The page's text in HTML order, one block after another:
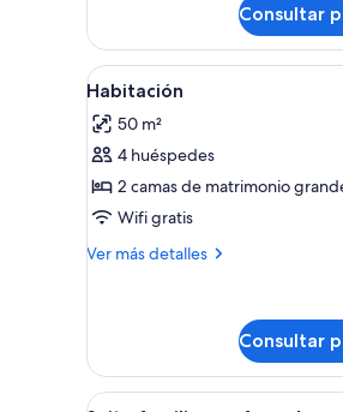
Hot
Tub
(Adults
Only)
Club
Junior
Suite
View
with
Hot
Tub
Only)
Consultar
Abrir
todas
las
fotos
de
Habitación
11
Habitación
50 m²
4 huéspedes
2 camas de matrimonio
Wifi gratis
Ver más detalles
Más
Consultar
Abrir